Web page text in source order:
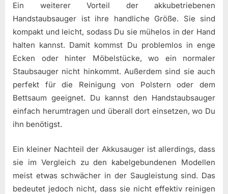
Ein weiterer Vorteil der akkubetriebenen
Handstaubsauger ist ihre handliche Größe. Sie sind
kompakt und leicht, sodass Du sie mühelos in der Hand
halten kannst. Damit kommst Du problemlos in enge
Ecken oder hinter Möbelstücke, wo ein normaler
Staubsauger nicht hinkommt. Außerdem sind sie auch
perfekt für die Reinigung von Polstern oder dem
Bettsaum geeignet. Du kannst den Handstaubsauger
einfach herumtragen und überall dort einsetzen, wo Du
ihn benötigst.
Ein kleiner Nachteil der Akkusauger ist allerdings, dass
sie im Vergleich zu den kabelgebundenen Modellen
meist etwas schwächer in der Saugleistung sind. Das
bedeutet jedoch nicht, dass sie nicht effektiv reinigen